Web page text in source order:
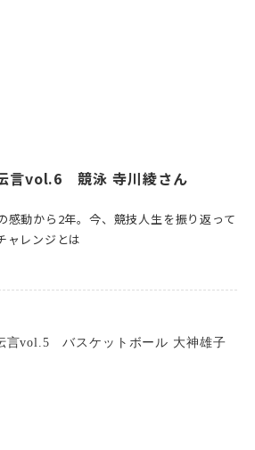
言vol.6 競泳 寺川綾さん
感動から2年。今、競技人生を振り返って
ャレンジとは